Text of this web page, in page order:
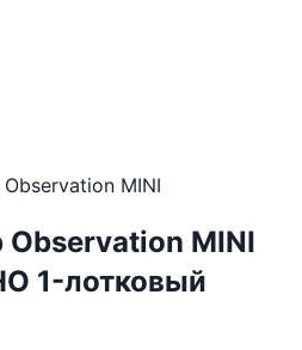
MINI
Observation MINI
1-лотковый